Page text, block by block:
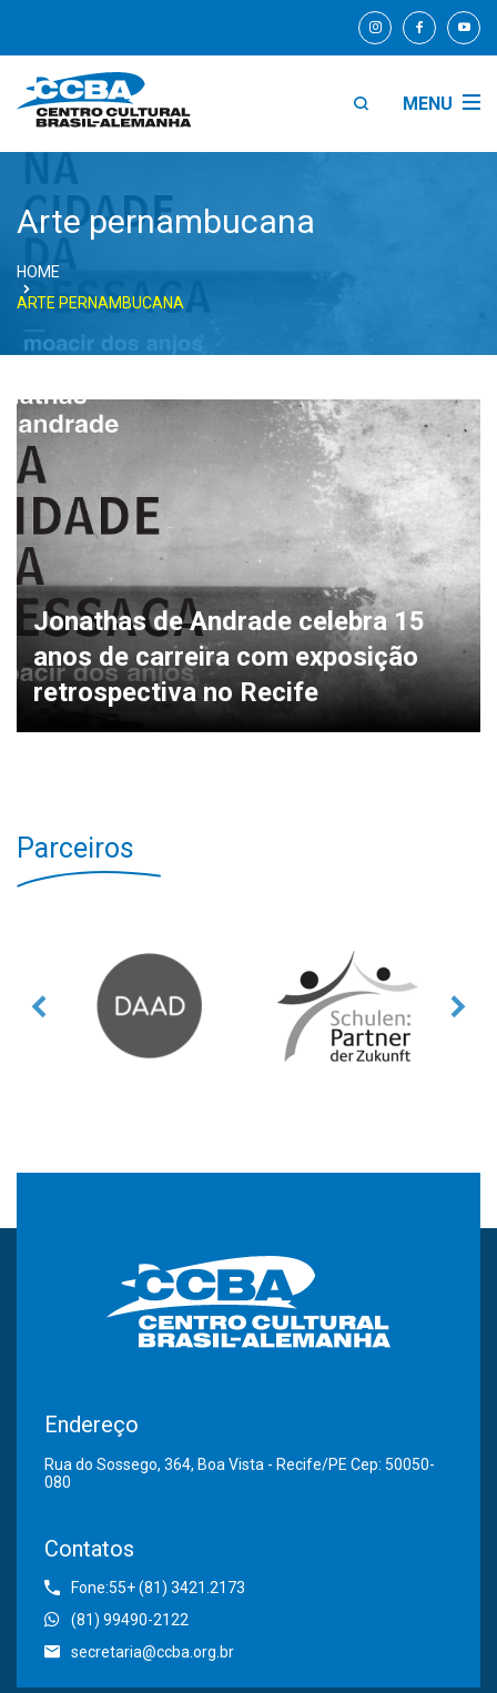
MENU
Arte pernambucana
HOME
ARTE PERNAMBUCANA
Jonathas de Andrade celebra 15
anos de carreira com exposição
retrospectiva no Recife
Parceiros
Endereço
Rua do Sossego, 364, Boa Vista - Recife/PE Cep: 50050-
080
Contatos
Fone:55+ (81) 3421.2173
(81) 99490-2122
secretaria@ccba.org.br